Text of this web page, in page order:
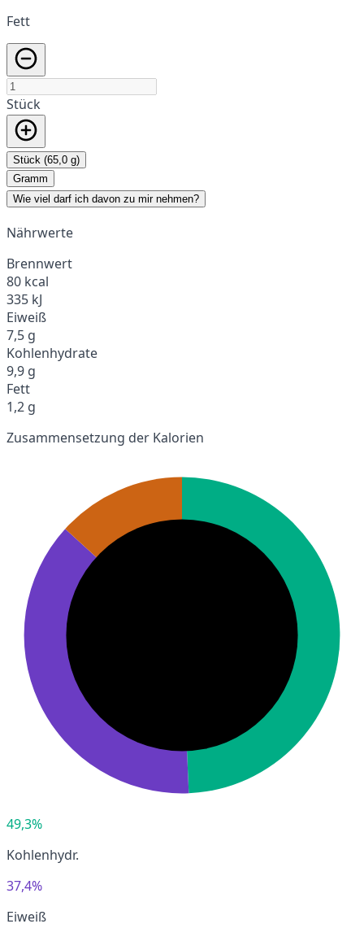
Fett
Stück
Stück (65,0 g)
Gramm
Wie viel darf ich davon zu mir nehmen?
Nährwerte
Brennwert
80 kcal
335 kJ
Eiweiß
7,5 g
Kohlenhydrate
9,9 g
Fett
1,2 g
Zusammensetzung der Kalorien
49,3%
Kohlenhydr.
37,4%
Eiweiß